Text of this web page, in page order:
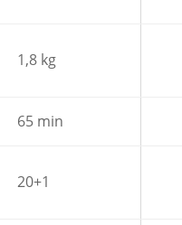
1,8 kg
65 min
20+1